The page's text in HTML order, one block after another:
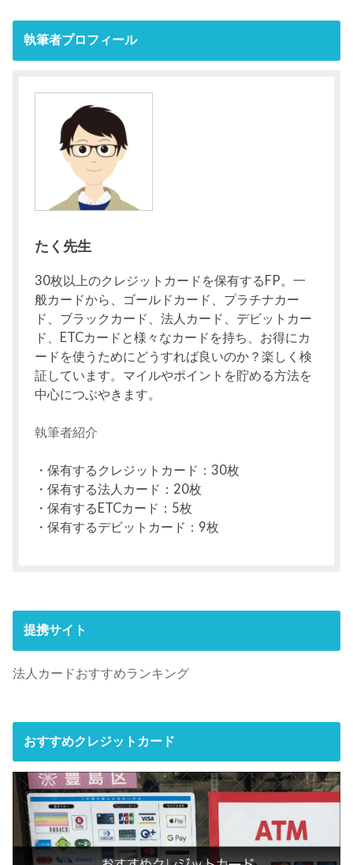
執筆者プロフィール
たく先生
30枚以上のクレジットカードを保有するFP。一
般カードから、ゴールドカード、プラチナカー
ド、ブラックカード、法人カード、デビットカー
ド、ETCカードと様々なカードを持ち、お得にカ
ードを使うためにどうすれば良いのか？楽しく検
証しています。マイルやポイントを貯める方法を
中心につぶやきます。
執筆者紹介
・保有するクレジットカード：30枚
・保有する法人カード：20枚
・保有するETCカード：5枚
・保有するデビットカード：9枚
提携サイト
法人カードおすすめランキング
おすすめクレジットカード